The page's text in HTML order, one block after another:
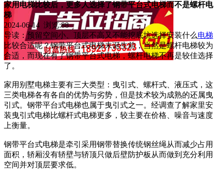
家用电梯比较后，更多人选择了钢带平台式电梯而不是螺杆电
梯
2024-06-14 浏览:88
导读：预留空间小、顶层不高又不能挖底坑选择安装什么电梯
比较合适呢？钢带平台式电梯未诞生前，当然是螺杆电梯较为
合适，而现在有了钢带平台式电梯，螺杆电梯不再是较佳选择
了。
家用别墅电梯主要有三大类型：曳引式、螺杆式、液压式，这
三类电梯各有各自的优势与劣势，但是技术较为成熟的还属曳
引式。钢带平台式电梯也属于曳引式之一。经调查了解家里安
装曳引式电梯比螺杆式电梯更多，较主要在价格、噪音与速度
上衡量。
钢带平台式电梯是牵引采用钢带替换传统钢丝绳从而减少占用
面积，轿厢没有轿壁与轿顶只做后壁防护板从而做到充分利用
空间并对顶层要求低。